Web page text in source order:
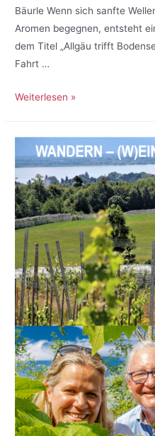
Bäurle Wenn sich sanfte
Aromen begegnen, entsteht
dem Titel „Allgäu trifft
Fahrt …
Weiterlesen »